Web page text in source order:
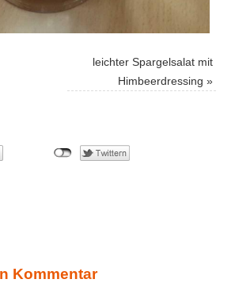
leichter Spargelsalat mit
Himbeerdressing »
Kommentar